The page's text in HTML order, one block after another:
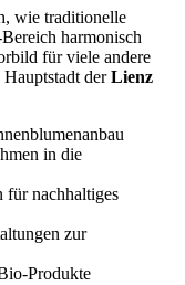
wie traditionelle
harmonisch
für viele andere
derLienz
in die
für nachhaltiges
zur
Produkte